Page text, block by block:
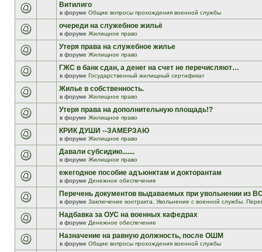
Витилиго
в форуме Общие вопросы прохождения военной службы
очереди на служебное жильё
в форуме Жилищное право
Утеря права на служебное жилье
в форуме Жилищное право
ГЖС в банк сдан, а денег на счет не перечисляют…
в форуме Государственный жилищный сертификат
Жилье в собственность.
в форуме Жилищное право
Утеря права на дополнительную площадь!?
в форуме Жилищное право
КРИК ДУШИ --ЗАМЕРЗАЮ
в форуме Жилищное право
Давали субсидию.......
в форуме Жилищное право
ежегодное пособие адъюнктам и докторантам
в форуме Денежное обеспечение
Перечень документов выдаваемых при увольнении из
в форуме Заключение контракта. Увольнение с военной службы.
Надбавка за ОУС на военных кафедрах
в форуме Денежное обеспечение
Назначение на равную должность, после ОШМ
в форуме Общие вопросы прохождения военной службы